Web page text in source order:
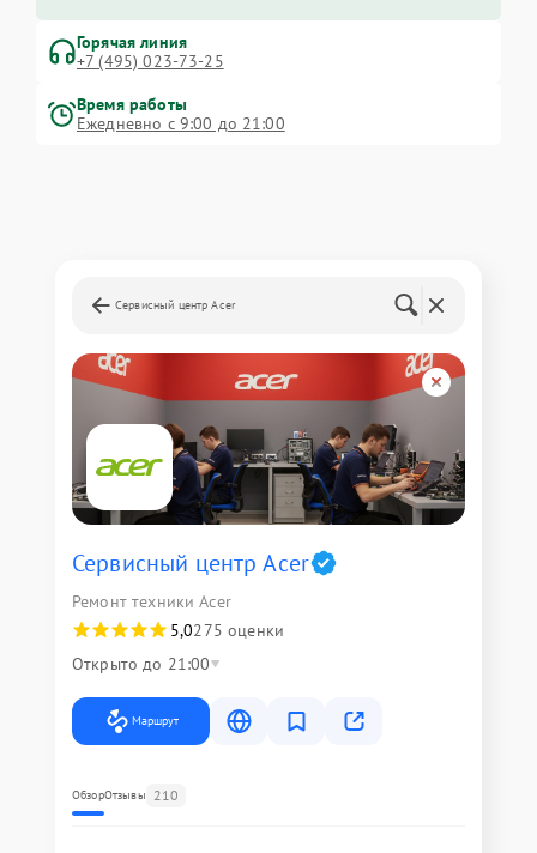
Горячая линия
+7 (495) 023-73-25
Время работы
Ежедневно с 9:00 до 21:00
Сервисный центр Acer
Сервисный центр Acer
Ремонт техники Acer
5,0275 оценки
Открыто до 21:00
Маршрут
ОбзорОтзывы 210